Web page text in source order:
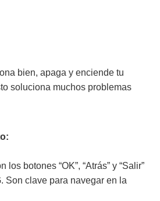
bien, apaga y enciende tu
soluciona muchos problemas
los botones “OK”, “Atrás” y “Salir”
Son clave para navegar en la